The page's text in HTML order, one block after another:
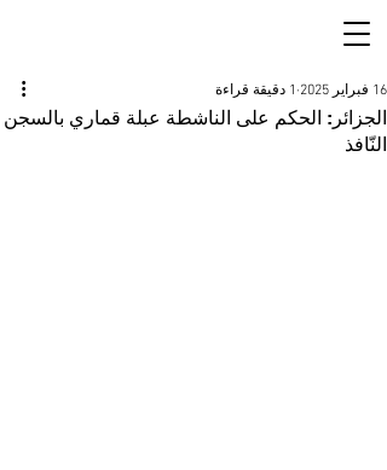
الجزائر: الحكم على الناشطة عبلة قماري بالسجن
النّافذ
16 فبراير 2025 1 دقيقة قراءة